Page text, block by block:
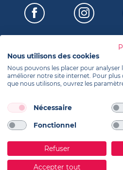
Certifications
Nous utilisons des cookies
Nous pouvons les placer pour analyser
améliorer notre site internet. Pour
que nous utilisons, ouvrez les
Nécessaire
Fonctionnel
Refuser
Accepter tout